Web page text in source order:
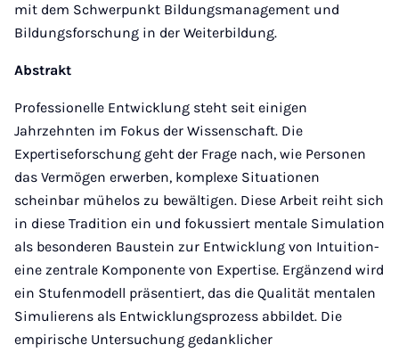
mit dem Schwerpunkt Bildungsmanagement und
Bildungsforschung in der Weiterbildung.
Abstrakt
Professionelle Entwicklung steht seit einigen
Jahrzehnten im Fokus der Wissenschaft. Die
Expertiseforschung geht der Frage nach, wie Personen
das Vermögen erwerben, komplexe Situationen
scheinbar mühelos zu bewältigen. Diese Arbeit reiht sich
in diese Tradition ein und fokussiert mentale Simulation
als besonderen Baustein zur Entwicklung von Intuition-
eine zentrale Komponente von Expertise. Ergänzend wird
ein Stufenmodell präsentiert, das die Qualität mentalen
Simulierens als Entwicklungsprozess abbildet. Die
empirische Untersuchung gedanklicher